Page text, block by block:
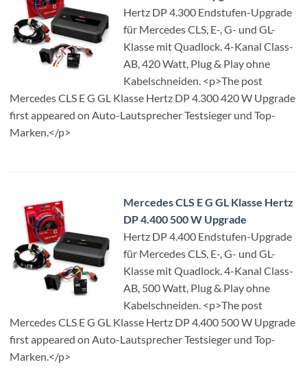
Hertz DP 4.300 Endstufen-Upgrade
für Mercedes CLS, E-, G- und GL-
Klasse mit Quadlock. 4-Kanal Class-
AB, 420 Watt, Plug & Play ohne
Kabelschneiden. <p>The post
Mercedes CLS E G GL Klasse Hertz DP 4.300 420 W Upgrade
first appeared on Auto-Lautsprecher Testsieger und Top-
Marken.</p>
Mercedes CLS E G GL Klasse Hertz
DP 4.400 500 W Upgrade
Hertz DP 4.400 Endstufen-Upgrade
für Mercedes CLS, E-, G- und GL-
Klasse mit Quadlock. 4-Kanal Class-
AB, 500 Watt, Plug & Play ohne
Kabelschneiden. <p>The post
Mercedes CLS E G GL Klasse Hertz DP 4.400 500 W Upgrade
first appeared on Auto-Lautsprecher Testsieger und Top-
Marken.</p>